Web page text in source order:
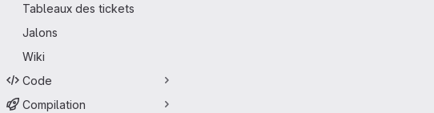
Tableaux des tickets
Jalons
Wiki
Code
Compilation